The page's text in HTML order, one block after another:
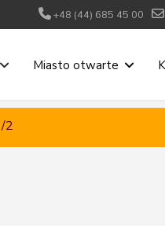
+48 (44) 685 45 00
Miasto otwarte
2